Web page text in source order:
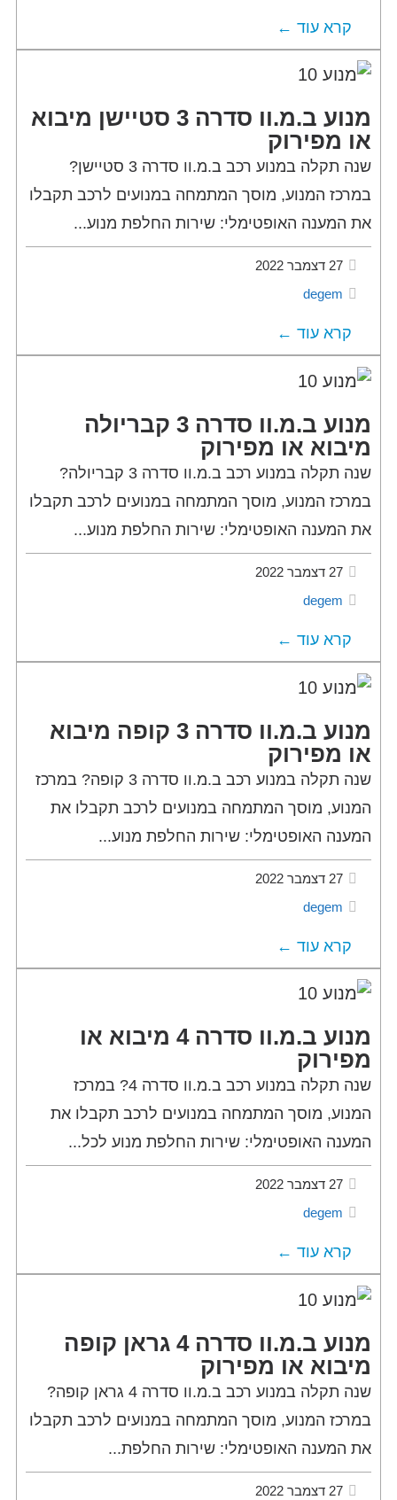
קרא עוד ←
מנוע ב.מ.וו סדרה 3 סטיישן מיבוא
או מפירוק
שנה תקלה במנוע רכב ב.מ.וו סדרה 3 סטיישן?
במרכז המנוע, מוסך המתמחה במנועים לרכב תקבלו
את המענה האופטימלי: שירות החלפת מנוע...
27 דצמבר 2022
degem
קרא עוד ←
מנוע ב.מ.וו סדרה 3 קבריולה
מיבוא או מפירוק
שנה תקלה במנוע רכב ב.מ.וו סדרה 3 קבריולה?
במרכז המנוע, מוסך המתמחה במנועים לרכב תקבלו
את המענה האופטימלי: שירות החלפת מנוע...
27 דצמבר 2022
degem
קרא עוד ←
מנוע ב.מ.וו סדרה 3 קופה מיבוא
או מפירוק
שנה תקלה במנוע רכב ב.מ.וו סדרה 3 קופה? במרכז
המנוע, מוסך המתמחה במנועים לרכב תקבלו את
המענה האופטימלי: שירות החלפת מנוע...
27 דצמבר 2022
degem
קרא עוד ←
מנוע ב.מ.וו סדרה 4 מיבוא או
מפירוק
שנה תקלה במנוע רכב ב.מ.וו סדרה 4? במרכז
המנוע, מוסך המתמחה במנועים לרכב תקבלו את
המענה האופטימלי: שירות החלפת מנוע לכל...
27 דצמבר 2022
degem
קרא עוד ←
מנוע ב.מ.וו סדרה 4 גראן קופה
מיבוא או מפירוק
שנה תקלה במנוע רכב ב.מ.וו סדרה 4 גראן קופה?
במרכז המנוע, מוסך המתמחה במנועים לרכב תקבלו
את המענה האופטימלי: שירות החלפת...
27 דצמבר 2022